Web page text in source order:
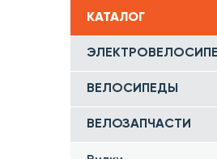
КАТАЛОГ
ВЕЛОСИПЕДЫ
ВЕЛОЗАПЧАСТИ